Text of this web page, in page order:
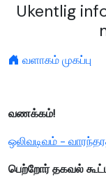
Ukentlig
வளாகம் முகப்பு
வணக்கம்!
ஒலிவடிவம் -
பெற்றோர் தகவல்